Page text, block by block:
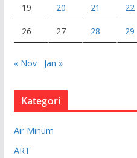
19 20 21 22
26 27 28 29
« Nov Jan »
Kategori
Air Minum
ART